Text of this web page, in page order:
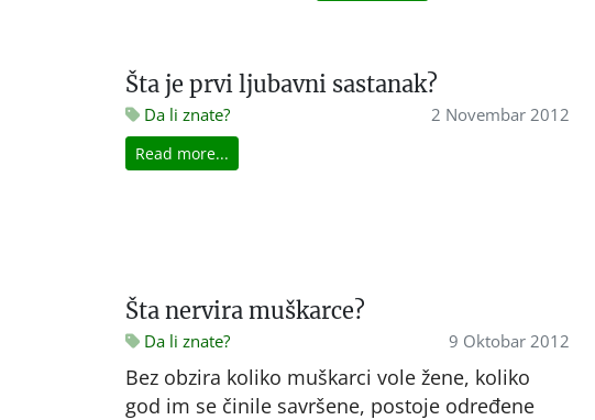
Šta je prvi ljubavni sastanak?
Da li znate? 2 Novembar 2012
Read more...
Šta nervira muškarce?
Da li znate? 9 Oktobar 2012
Bez obzira koliko muškarci vole žene, koliko
god im se činile savršene, postoje određene